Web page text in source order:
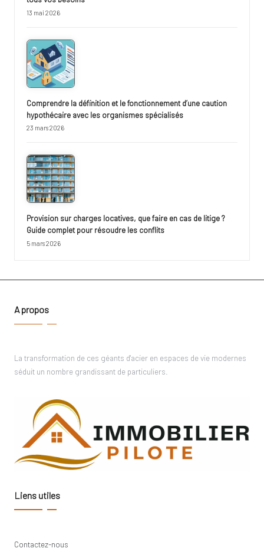
13 mai 2026
Comprendre la définition et le fonctionnement d’une caution
hypothécaire avec les organismes spécialisés
23 mars 2026
Provision sur charges locatives, que faire en cas de litige ?
Guide complet pour résoudre les conflits
5 mars 2026
A propos
La transformation de ces géants d'acier en espaces de vie modernes
séduit un nombre grandissant de particuliers.
Liens utiles
Contactez-nous